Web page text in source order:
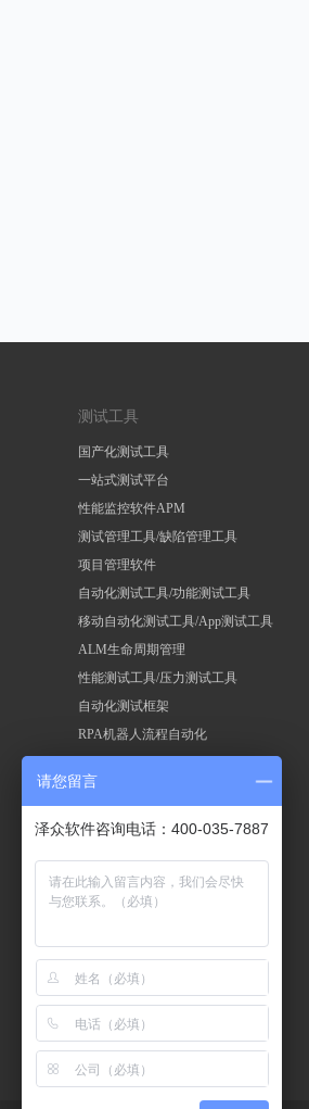
测试工具
国产化测试工具
一站式测试平台
性能监控软件APM
测试管理工具/缺陷管理工具
项目管理软件
自动化测试工具/功能测试工具
移动自动化测试工具/App测试工具
ALM生命周期管理
性能测试工具/压力测试工具
自动化测试框架
RPA机器人流程自动化
请您留言
泽众软件咨询电话：400-035-7887